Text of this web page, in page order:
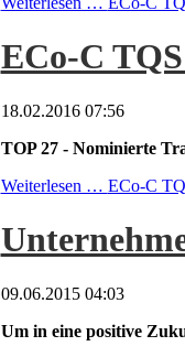
ECo-C
18.02.2016 07:56
TOP 27 - Nominierte
Weiterlesen … ECo-C
09.06.2015 04:03
Um in eine positive